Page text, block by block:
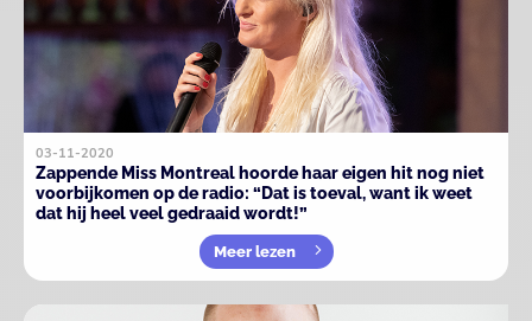
03-11-2020
Zappende Miss Montreal hoorde haar eigen hit nog niet
voorbijkomen op de radio: “Dat is toeval, want ik weet
dat hij heel veel gedraaid wordt!”
Meer lezen